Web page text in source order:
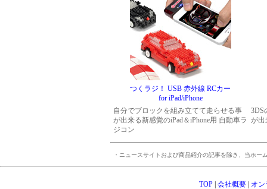
つくラジ！ USB 赤外線 RCカー
for iPad/iPhone
自分でブロックを組み立てて走らせる事
が出来る新感覚のiPad＆iPhone用 自動車ラ
ジコン
3DS
が出
・ニュースサイトおよび商品紹介の記事を除き、当ホ
TOP |会社概要 オ